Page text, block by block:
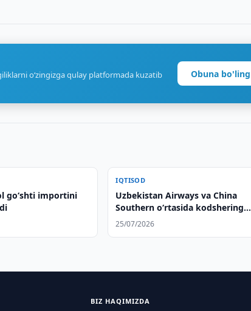
o‘zingizga qulay platformada kuzatib
Obuna bo'ling
go‘shti importini
IQTISOD
Uzbekistan Airways va China
Southern o‘rtasida kodshering
kelishuvi imzolandi
25/07/2026
BIZ HAQIMIZDA